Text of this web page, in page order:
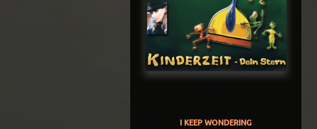
I KEEP WONDERING